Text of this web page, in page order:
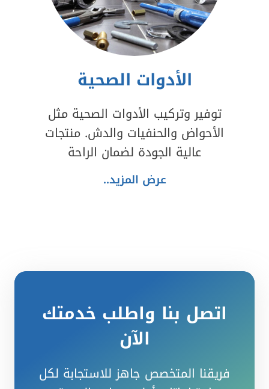
الأدوات الصحية
توفير وتركيب الأدوات الصحية مثل
الأحواض والحنفيات والدش. منتجات
عالية الجودة لضمان الراحة
عرض المزيد..
اتصل بنا واطلب خدمتك
الآن
فريقنا المتخصص جاهز للاستجابة لكل